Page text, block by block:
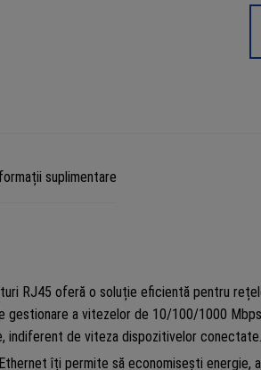
suplimentare
RJ45 oferă o soluție eficientă pentru
gestionare a vitezelor de 10/100/1000
indiferent de viteza dispozitivelor conectate.
îți permite să economisești energie,